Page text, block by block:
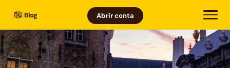
Blog Abrir conta